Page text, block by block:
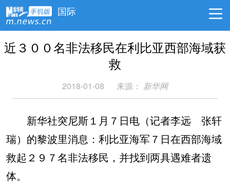
国际
近３００名非法移民在利比亚西部海域获
救
2018-01-08 来源： 新华网
新华社突尼斯１月７日电（记者李远 张轩
瑞）的黎波里消息：利比亚海军７日在西部海域
救起２９７名非法移民，并找到两具遇难者遗
体。